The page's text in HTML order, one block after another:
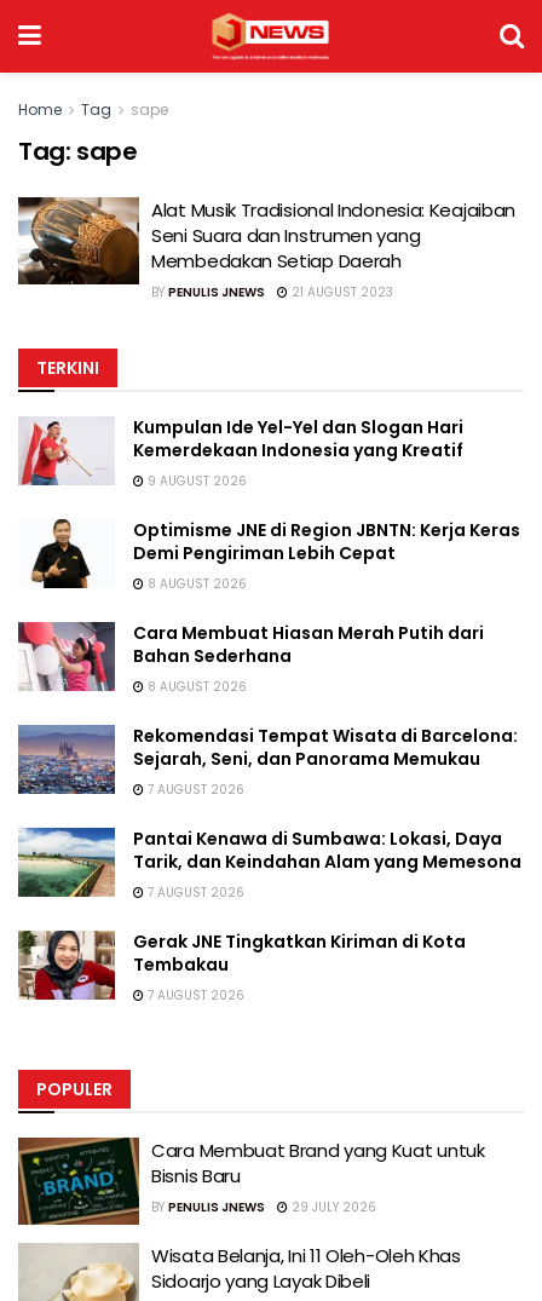
Home Tag sape
Tag: sape
Alat Musik Tradisional Indonesia: Keajaiban
Seni Suara dan Instrumen yang
Membedakan Setiap Daerah
BY PENULIS JNEWS 21 AUGUST 2023
TERKINI
Kumpulan Ide Yel-Yel dan Slogan Hari
Kemerdekaan Indonesia yang Kreatif
9 AUGUST 2026
Optimisme JNE di Region JBNTN: Kerja Keras
Demi Pengiriman Lebih Cepat
8 AUGUST 2026
Cara Membuat Hiasan Merah Putih dari
Bahan Sederhana
8 AUGUST 2026
Rekomendasi Tempat Wisata di Barcelona:
Sejarah, Seni, dan Panorama Memukau
7 AUGUST 2026
Pantai Kenawa di Sumbawa: Lokasi, Daya
Tarik, dan Keindahan Alam yang Memesona
7 AUGUST 2026
Gerak JNE Tingkatkan Kiriman di Kota
Tembakau
7 AUGUST 2026
POPULER
Cara Membuat Brand yang Kuat untuk
Bisnis Baru
BY PENULIS JNEWS 29 JULY 2026
Wisata Belanja, Ini 11 Oleh-Oleh Khas
Sidoarjo yang Layak Dibeli